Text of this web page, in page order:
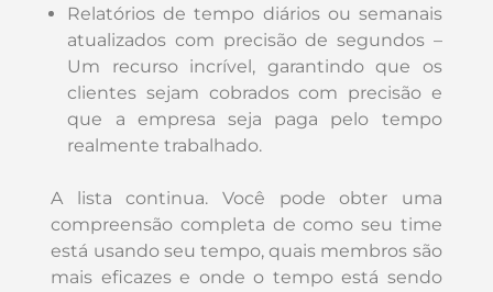
Relatórios de tempo diários ou semanais
atualizados com precisão de segundos –
Um recurso incrível, garantindo que os
clientes sejam cobrados com precisão e
que a empresa seja paga pelo tempo
realmente trabalhado.
A lista continua. Você pode obter uma
compreensão completa de como seu time
está usando seu tempo, quais membros são
mais eficazes e onde o tempo está sendo